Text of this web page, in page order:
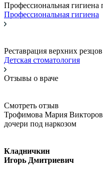
Профессиональная гигиена
Профессиональная гигиена
Реставрация верхних
Детская стоматология
Отзывы о враче
Смотреть отзыв
Трофимова Мария
дочери под наркозом
Кладничкин
Игорь Дмитриевич